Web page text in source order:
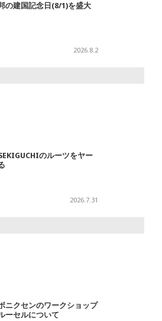
の建国記念日(8/1)を盛大
2026.8.2
のルーツをヤー
2026.7.31
ニクセンのワークショップ
ーセルについて